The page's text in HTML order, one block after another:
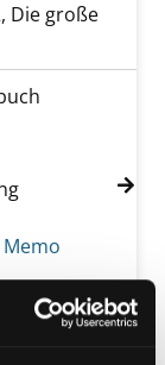
Die große
Memo
CD